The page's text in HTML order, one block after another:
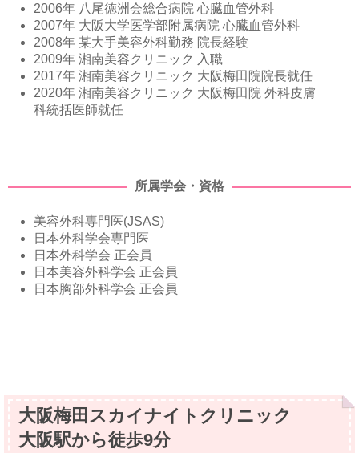
2006年 八尾徳洲会総合病院 心臓血管外科
2007年 大阪大学医学部附属病院 心臓血管外科
2008年 某大手美容外科勤務 院長経験
2009年 湘南美容クリニック 入職
2017年 湘南美容クリニック 大阪梅田院院長就任
2020年 湘南美容クリニック 大阪梅田院 外科皮膚
科統括医師就任
所属学会・資格
美容外科専門医(JSAS)
日本外科学会専門医
日本外科学会 正会員
日本美容外科学会 正会員
日本胸部外科学会 正会員
大阪梅田スカイナイトクリニック
大阪駅から徒歩9分